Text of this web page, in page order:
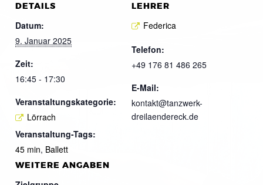
DETAILS
Datum:
9. Januar 2025
Zeit:
16:45 - 17:30
Veranstaltungskategorie:
Lörrach
Veranstaltung-Tags:
45 min, Ballett
LEHRER
Federica
Telefon:
+49 176 81 486 265
E-Mail:
kontakt@tanzwerk-
dreilaendereck.de
WEITERE ANGABEN